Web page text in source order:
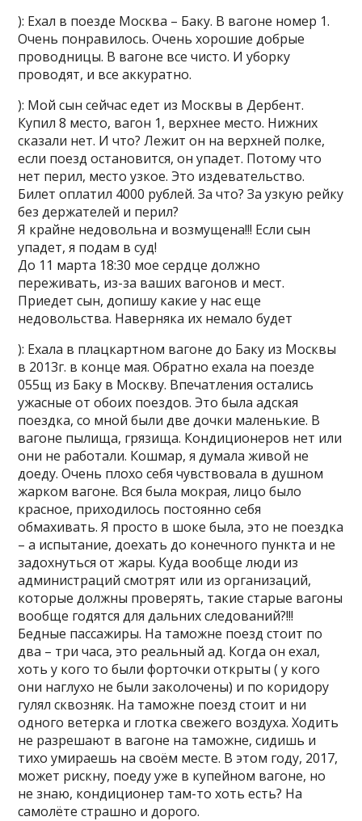
): Ехал в поезде Москва – Баку. В вагоне номер 1.
Очень понравилось. Очень хорошие добрые
проводницы. В вагоне все чисто. И уборку
проводят, и все аккуратно.
): Мой сын сейчас едет из Москвы в Дербент.
Купил 8 место, вагон 1, верхнее место. Нижних
сказали нет. И что? Лежит он на верхней полке,
если поезд остановится, он упадет. Потому что
нет перил, место узкое. Это издевательство.
Билет оплатил 4000 рублей. За что? За узкую рейку
без держателей и перил?
Я крайне недовольна и возмущена!!! Если сын
упадет, я подам в суд!
До 11 марта 18:30 мое сердце должно
переживать, из-за ваших вагонов и мест.
Приедет сын, допишу какие у нас еще
недовольства. Наверняка их немало будет
): Ехала в плацкартном вагоне до Баку из Москвы
в 2013г. в конце мая. Обратно ехала на поезде
055щ из Баку в Москву. Впечатления остались
ужасные от обоих поездов. Это была адская
поездка, со мной были две дочки маленькие. В
вагоне пылища, грязища. Кондиционеров нет или
они не работали. Кошмар, я думала живой не
доеду. Очень плохо себя чувствовала в душном
жарком вагоне. Вся была мокрая, лицо было
красное, приходилось постоянно себя
обмахивать. Я просто в шоке была, это не поездка
– а испытание, доехать до конечного пункта и не
задохнуться от жары. Куда вообще люди из
администраций смотрят или из организаций,
которые должны проверять, такие старые вагоны
вообще годятся для дальних следований?!!!
Бедные пассажиры. На таможне поезд стоит по
два – три часа, это реальный ад. Когда он ехал,
хоть у кого то были форточки открыты ( у кого
они наглухо не были заколочены) и по коридору
гулял сквозняк. На таможне поезд стоит и ни
одного ветерка и глотка свежего воздуха. Ходить
не разрешают в вагоне на таможне, сидишь и
тихо умираешь на своём месте. В этом году, 2017,
может рискну, поеду уже в купейном вагоне, но
не знаю, кондиционер там-то хоть есть? На
самолёте страшно и дорого.